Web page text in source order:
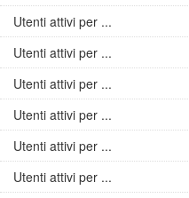
Utenti attivi per ...
Utenti attivi per ...
Utenti attivi per ...
Utenti attivi per ...
Utenti attivi per ...
Utenti attivi per ...